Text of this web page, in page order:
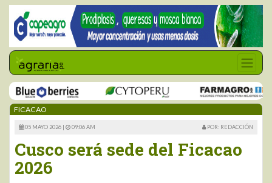
FICACAO
05 MAYO 2026 | 09:06 AM POR: REDACCIÓN
Cusco será sede del Ficacao
2026